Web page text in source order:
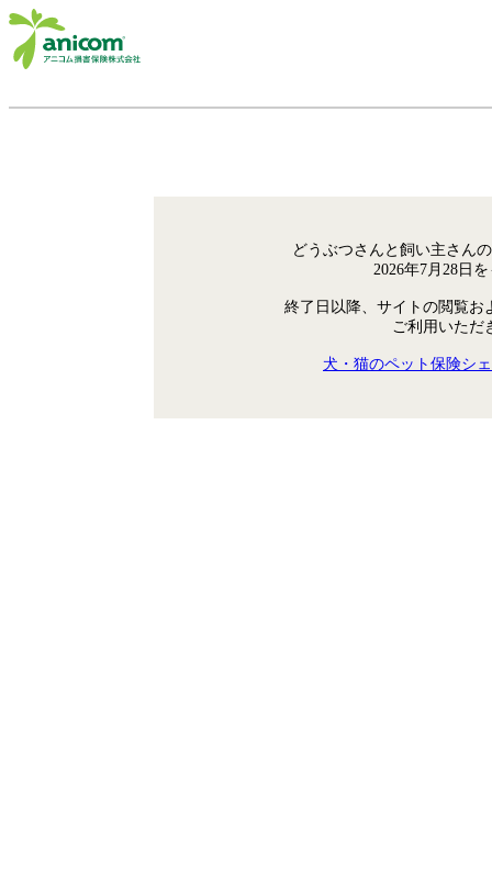
どうぶつさんと飼い主さん
2026年7月28日
終了日以降、サイトの閲覧お
ご利用いただ
犬・猫のペット保険シ